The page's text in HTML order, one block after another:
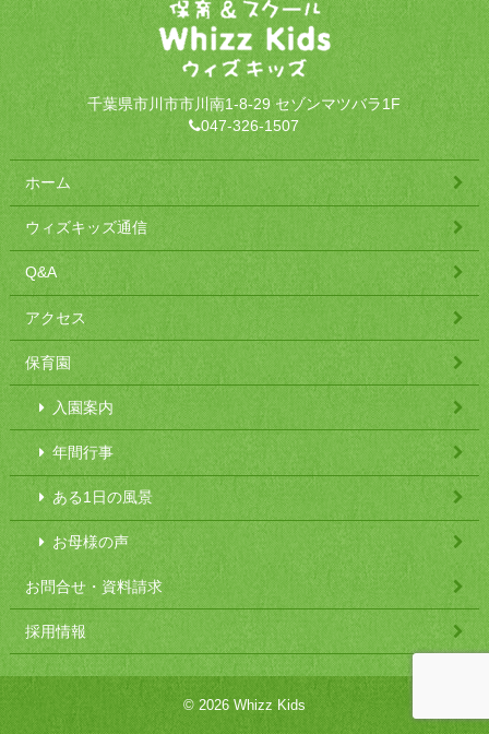
千葉県市川市市川南1-8-29 セゾンマツバラ1F
047-326-1507
ホーム
ウィズキッズ通信
Q&A
アクセス
保育園
入園案内
年間行事
ある1日の風景
お母様の声
お問合せ・資料請求
採用情報
© 2026 Whizz Kids